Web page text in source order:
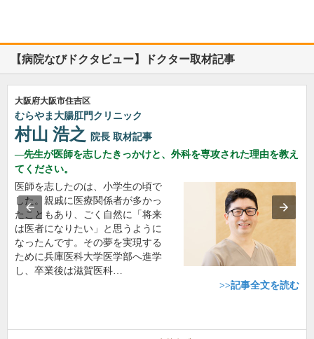
【病院なびドクタビュー】ドクター取材記事
大阪府大阪市住吉区
むらやま大腸肛門クリニック
村山 浩之 院長 取材記事
先生が医師を志したきっかけと、外科を専攻された理由を教え
てください。
医師を志したのは、小学生の頃で
した。親戚に医療関係者が多かっ
たこともあり、ごく自然に「将来
は医者になりたい」と思うように
なったんです。その夢を実現する
ために兵庫医科大学医学部へ進学
し、卒業後は滋賀医科…
>>記事全文を読む